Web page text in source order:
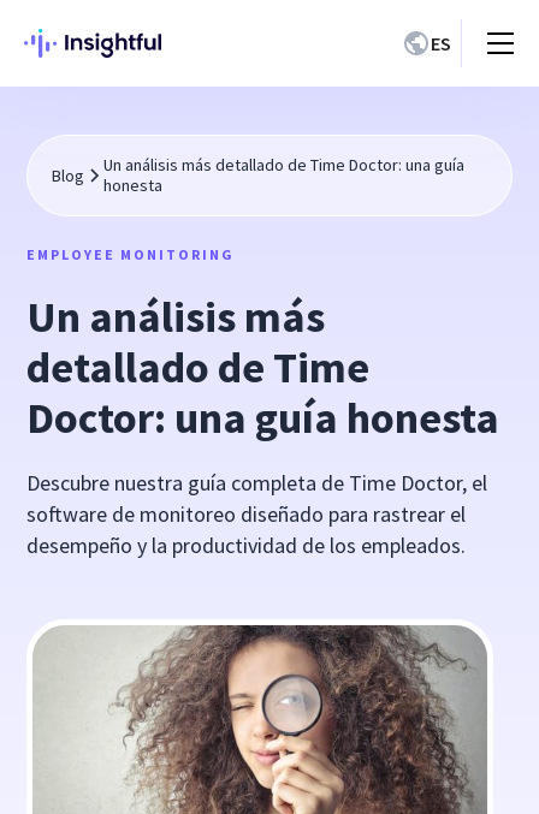
ES
Blog
Un análisis más detallado de Time Doctor: una guía
honesta
EMPLOYEE MONITORING
Un análisis más
detallado de Time
Doctor: una guía honesta
Descubre nuestra guía completa de Time Doctor, el
software de monitoreo diseñado para rastrear el
desempeño y la productividad de los empleados.